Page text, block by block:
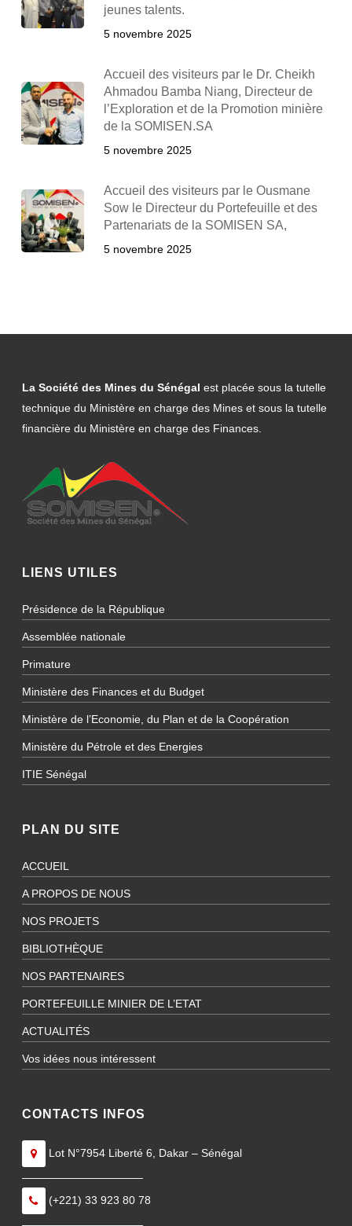
jeunes talents.
5 novembre 2025
Accueil des visiteurs par le Dr. Cheikh
Ahmadou Bamba Niang, Directeur de
l’Exploration et de la Promotion minière
de la SOMISEN.SA
5 novembre 2025
Accueil des visiteurs par le Ousmane
Sow le Directeur du Portefeuille et des
Partenariats de la SOMISEN SA,
5 novembre 2025
La Société des Mines du Sénégal est placée sous la tutelle
technique du Ministère en charge des Mines et sous la tutelle
financière du Ministère en charge des Finances.
LIENS UTILES
Présidence de la République
Assemblée nationale
Primature
Ministère des Finances et du Budget
Ministère de l’Economie, du Plan et de la Coopération
Ministère du Pétrole et des Energies
ITIE Sénégal
PLAN DU SITE
ACCUEIL
A PROPOS DE NOUS
NOS PROJETS
BIBLIOTHÈQUE
NOS PARTENAIRES
PORTEFEUILLE MINIER DE L’ETAT
ACTUALITÉS
Vos idées nous intéressent
CONTACTS INFOS
Lot N°7954 Liberté 6, Dakar – Sénégal
———————————
(+221) 33 923 80 78